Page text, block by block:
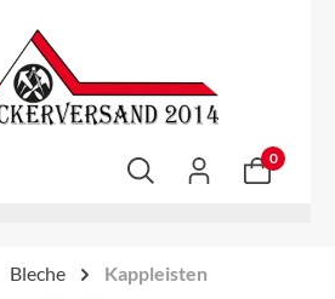
0
Bleche Kappleisten